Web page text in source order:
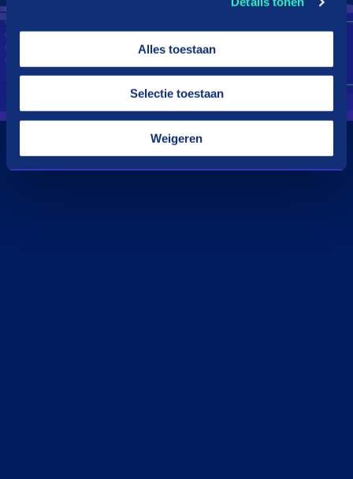
Alles toestaan
Selectie toestaan
Weigeren